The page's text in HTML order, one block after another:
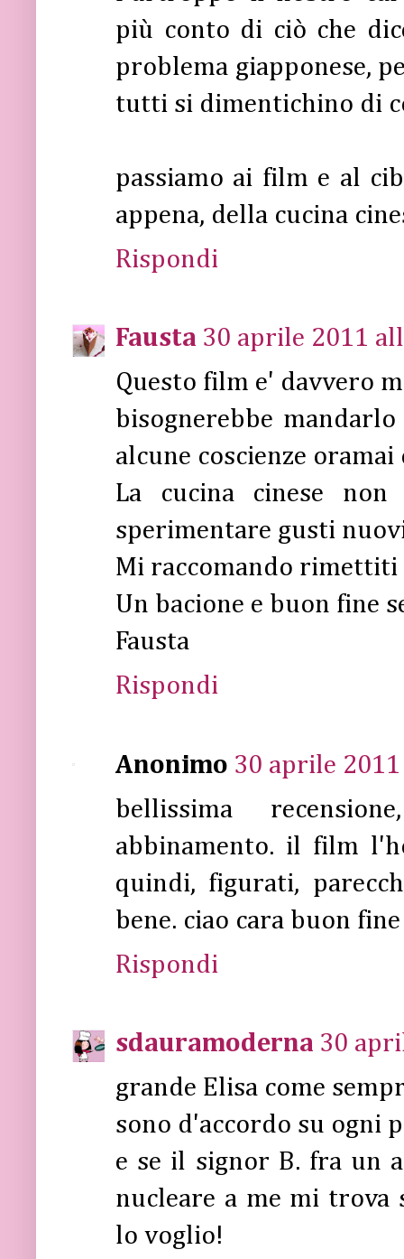
più conto di ciò che
problema giapponese,
tutti si dimentichino di
passiamo ai film e al
appena, della cucina
Rispondi
Fausta 30 aprile 2011
Questo film e' davvero
bisognerebbe
alcune coscienze
La cucina cinese
sperimentare gusti
Mi raccomando rimettiti
Un bacione e buon fine
Fausta
Rispondi
Anonimo 30 aprile
bellissima
abbinamento. il film
quindi, figurati,
bene. ciao cara buon
Rispondi
sdauramoderna 30
grande Elisa come
sono d'accordo su ogni
e se il signor B. fra un
nucleare a me mi trova
lo voglio!